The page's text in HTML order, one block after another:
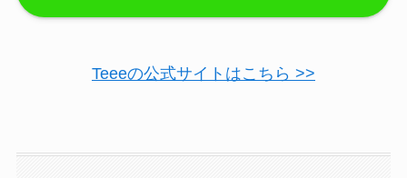
Teeeの公式サイトはこちら >>